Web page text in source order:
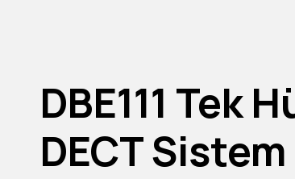
DBE111 Tek
DECT Sistem